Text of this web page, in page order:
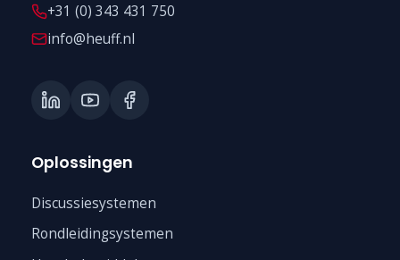
+31 (0) 343 431 750
info@heuff.nl
Oplossingen
Discussiesystemen
Rondleidingsystemen